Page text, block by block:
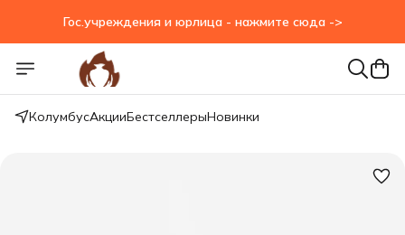
Гос.учреждения и юрлица - нажмите сюда ->
КолумбусАкцииБестселлерыНовинки